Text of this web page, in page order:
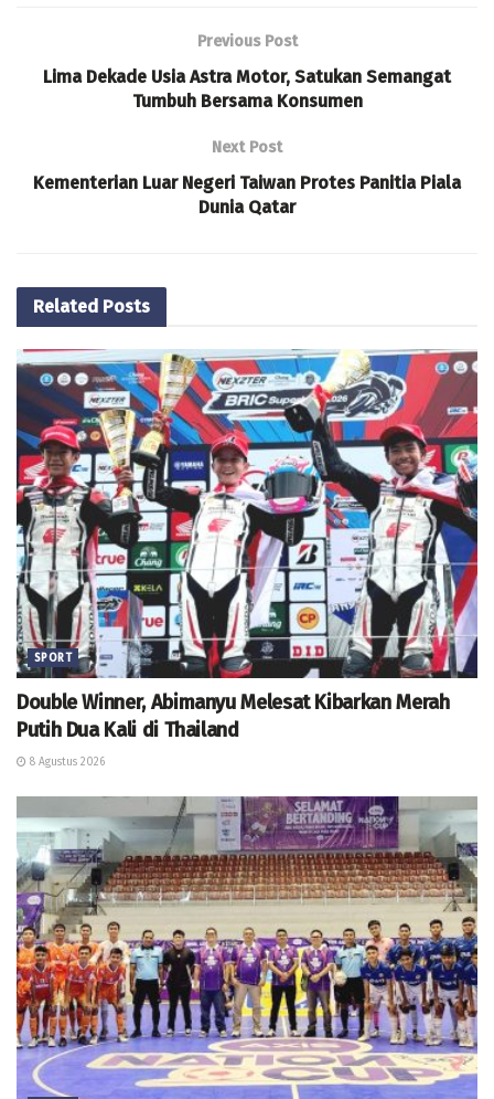
Previous Post
Lima Dekade Usia Astra Motor, Satukan Semangat
Tumbuh Bersama Konsumen
Next Post
Kementerian Luar Negeri Taiwan Protes Panitia Piala
Dunia Qatar
Related Posts
SPORT
Double Winner, Abimanyu Melesat Kibarkan Merah
Putih Dua Kali di Thailand
8 Agustus 2026